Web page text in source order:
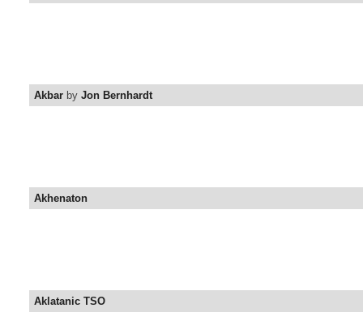
Akbar by Jon Bernhardt
Akhenaton
Aklatanic TSO